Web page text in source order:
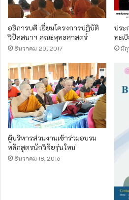
อธิการบดี เยี่ยมโครงการปฏิบัติ
วิปัสสนาฯ คณะพุทธศาสตร์
ธันวาคม 20, 2017
ประ
ทะเ
มิถุ
ผู้บริหารส่วนงานเข้าร่วมอบรม
หลักสูตรนักวิจัยรุ่นใหม่
ธันวาคม 18, 2016